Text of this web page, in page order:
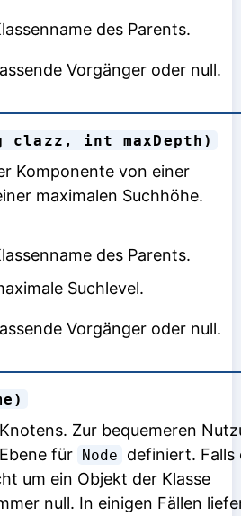
des Parents.
Vorgänger oder null.
clazz, int maxDepth)
Komponente von einer
maximalen Suchhöhe.
des Parents.
Suchlevel.
Vorgänger oder null.
Zur bequemeren
für Node
definiert. Falls
um ein Objekt der Klasse
null. In einigen Fällen